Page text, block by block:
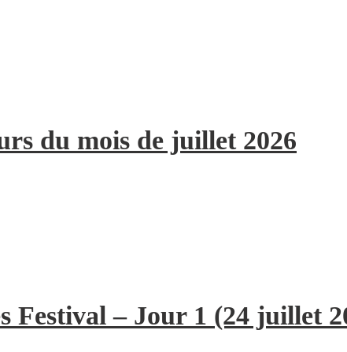
du mois de juillet 2026
Festival – Jour 1 (24 juillet